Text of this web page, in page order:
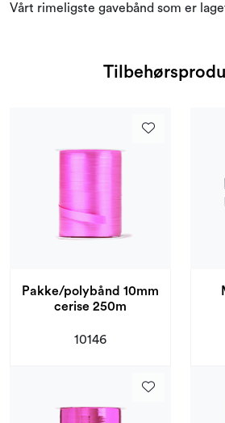
Vårt rimeligste gavebånd som er
Pakke/polybånd 10mm
cerise 250m
10146